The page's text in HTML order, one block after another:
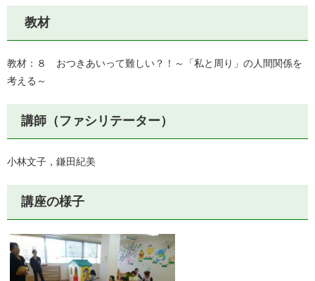
教材
教材：８ おつきあいって難しい？！～「私と周り」の人間関係を
考える～
講師（ファシリテーター）
小林文子，鎌田紀美
講座の様子